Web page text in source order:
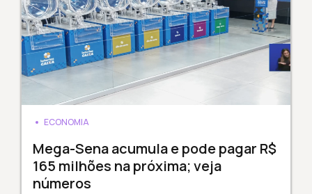
ECONOMIA
Mega-Sena acumula e pode pagar R$
165 milhões na próxima; veja
números